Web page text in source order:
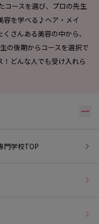
コースを選び、プロの先生
容を学べる♪ヘア・メイ
さんある美容の中から、
の後期からコースを選択で
！どんな人でも受け入れら
リ
門学校TOP